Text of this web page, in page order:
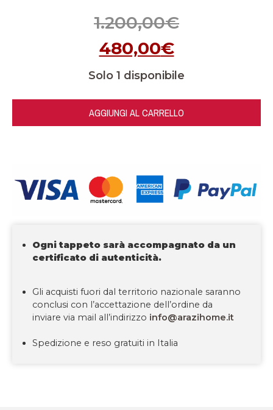
1.200,00€
480,00€
Solo 1 disponibile
AGGIUNGI AL CARRELLO
Ogni tappeto sarà accompagnato da un
certificato di autenticità.
Gli acquisti fuori dal territorio nazionale saranno
conclusi con l’accettazione dell’ordine da
inviare via mail all’indirizzo info@arazihome.it
Spedizione e reso gratuiti in Italia